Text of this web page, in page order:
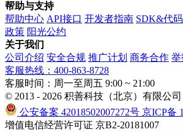
帮助与支持
帮助中心 API接口 开发者指南 SDK&代
政策 阳光公约
关于我们
公司介绍 安全合规 推广计划 商务合作 举
客服热线：400-863-8728
客服时间：周一至周五 9:00 ~ 21:00
© 2013 - 2026 积善科技（北京）有限公司
公安备案 42018502007272号 京ICP备
增值电信经营许可证 京B2-20181007